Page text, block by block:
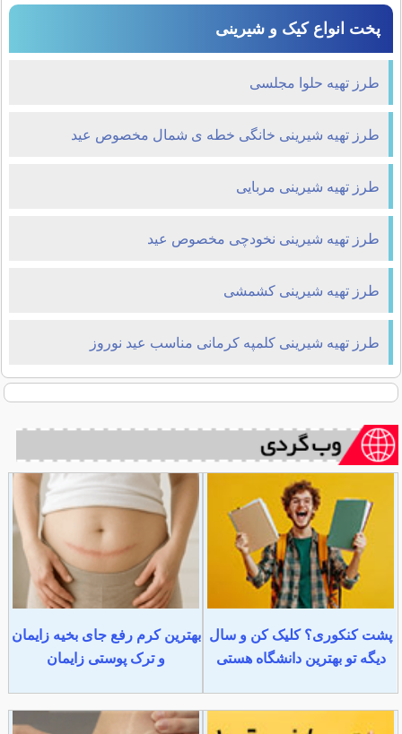
پخت انواع کیک و شیرینی
طرز تهیه حلوا مجلسی
طرز تهیه شیرینی خانگی خطه ی شمال مخصوص عید
طرز تهیه شیرینی مربایی
طرز تهیه شیرینی نخودچی مخصوص عید
طرز تهیه شیرینی کشمشی
طرز تهیه شیرینی کلمپه کرمانی مناسب عید نوروز
پشت کنکوری؟ کلیک کن و سال
دیگه تو بهترین دانشگاه هستی
بهترین کرم رفع جای بخیه زایمان
و ترک پوستی زایمان